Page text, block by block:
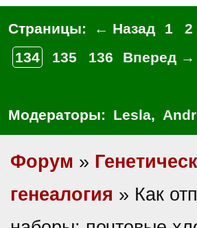
Страницы: ← Назад 1 2
134
135 136 Вперед →
Модераторы: Lesla,
Форум »
генеалогия » Как